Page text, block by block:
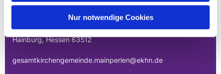
Nur notwendige Cookies
Hainburg, Hessen 63512
gesamtkirchengemeinde.mainperlen@ekhn.de